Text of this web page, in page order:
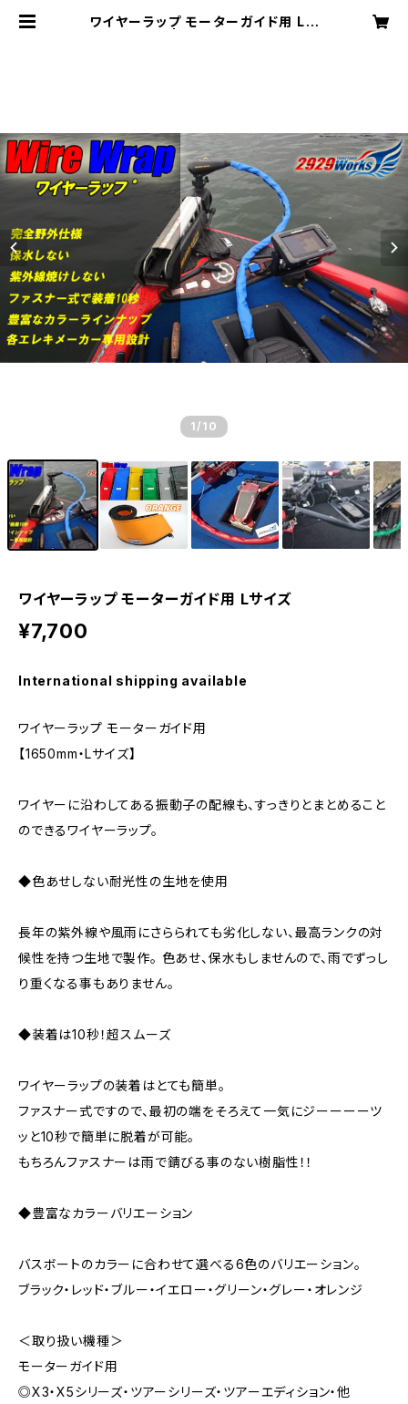
ワイヤーラップ モーターガイド用 Lサ
1 /10
ワイヤーラップ モーターガイド用 Lサイズ
¥7,700
International shipping available
ワイヤーラップ モーターガイド用
【1650mm・Lサイズ】
ワイヤーに沿わしてある振動子の配線も、すっきりとまとめること
のできるワイヤーラップ。
◆色あせしない耐光性の生地を使用
長年の紫外線や風雨にさらられても劣化しない、最高ランクの対
候性を持つ生地で製作。 色あせ、保水もしませんので、雨でずっし
り重くなる事もありません。
◆装着は10秒！超スムーズ
ワイヤーラップの装着はとても簡単。
ファスナー式ですので、最初の端をそろえて一気にジーーーーツ
ッと10秒で簡単に脱着が可能。
もちろんファスナーは雨で錆びる事のない樹脂性！！
◆豊富なカラーバリエーション
バスボートのカラーに合わせて選べる6色のバリエーション。
ブラック・レッド・ブルー・イエロー・グリーン・グレー・オレンジ
＜取り扱い機種＞
モーターガイド用
◎X3・X5シリーズ・ツアーシリーズ・ツアーエディション・他